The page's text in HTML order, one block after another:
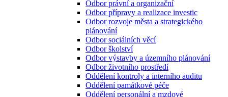
Odbor právní a organizační
Odbor přípravy a realizace investic
Odbor rozvoje města a strategického
plánování
Odbor sociálních věcí
Odbor školství
Odbor výstavby a územního plánování
Odbor životního prostředí
Oddělení kontroly a interního auditu
Oddělení památkové péče
Oddělení personální a mzdové